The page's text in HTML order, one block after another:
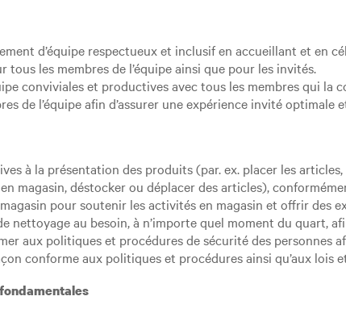
d’équipe respectueux et inclusif en accueillant et en
tous les membres de l’équipe ainsi que pour les invités.
conviviales et productives avec tous les membres qui la
de l’équipe afin d’assurer une expérience invité
à la présentation des produits (par. ex. placer les
magasin, déstocker ou déplacer des articles),
pour soutenir les activités en magasin et offrir des
nettoyage au besoin, à n’importe quel moment du quart,
aux politiques et procédures de sécurité des personnes
conforme aux politiques et procédures ainsi qu’aux lois